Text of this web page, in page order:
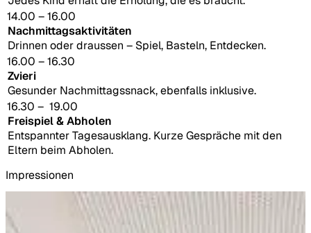
14.00 – 16.00
Nachmittagsaktivitäten
Drinnen oder draussen – Spiel, Basteln, Entdecken.
16.00 – 16.30
Zvieri
Gesunder Nachmittagssnack, ebenfalls inklusive.
16.30 – 19.00
Freispiel & Abholen
Entspannter Tagesausklang. Kurze Gespräche mit den
Eltern beim Abholen.
Impressionen